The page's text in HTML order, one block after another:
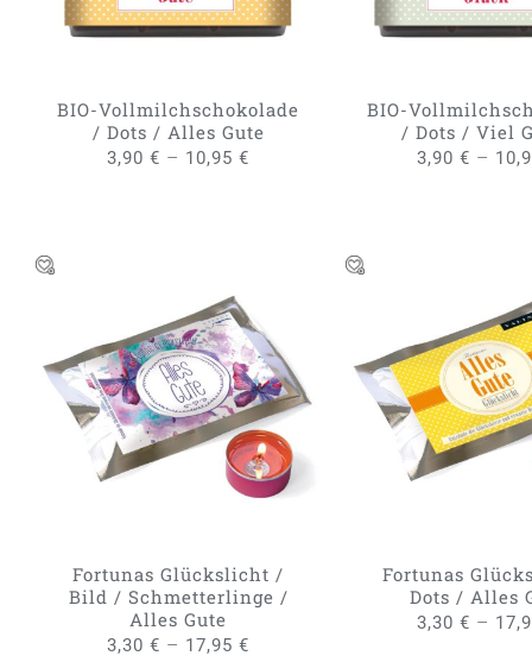
VARIANTEN
AUF.
KÖNNEN
AUF
BIO-Vollmilchschokolade
/ Dots / Alles Gute
3,90€ – 10,95€
BIO-
/ Dots / Viel
3,90€ –
AUSFÜHRUNG WÄHLEN DIESES
PRODUKT
WEIST
MEHRERE
VARIANTEN
AUF.
KÖNNEN
AUF
DER
/
QUICK VIEW
Fortunas Glückslicht /
Bild / Schmetterlinge /
Alles Gute
3,30€ – 17,95€
AUSFÜHRUNG
QUICK
Fortunas
Dots / Alles
3,30€ –